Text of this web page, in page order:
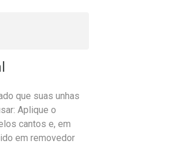
que suas unhas
Aplique o
cantos e, em
em removedor